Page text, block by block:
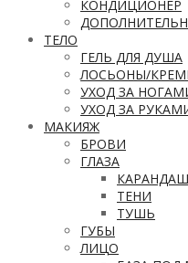
КОНДИЦИОНЕР
ТЕЛО
ГЕЛЬ ДЛЯ ДУША
ЛОСЬОНЫ/
УХОД ЗА
УХОД ЗА
МАКИЯЖ
БРОВИ
ГЛАЗА
ТЕНИ
ТУШЬ
ГУБЫ
ЛИЦО